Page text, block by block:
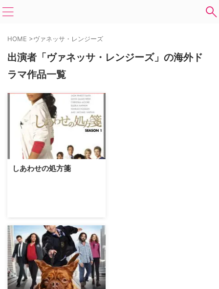
HOME >ヴァネッサ・レンジーズ
出演者「ヴァネッサ・レンジーズ」の海外ド
ラマ作品一覧
しあわせの処方箋